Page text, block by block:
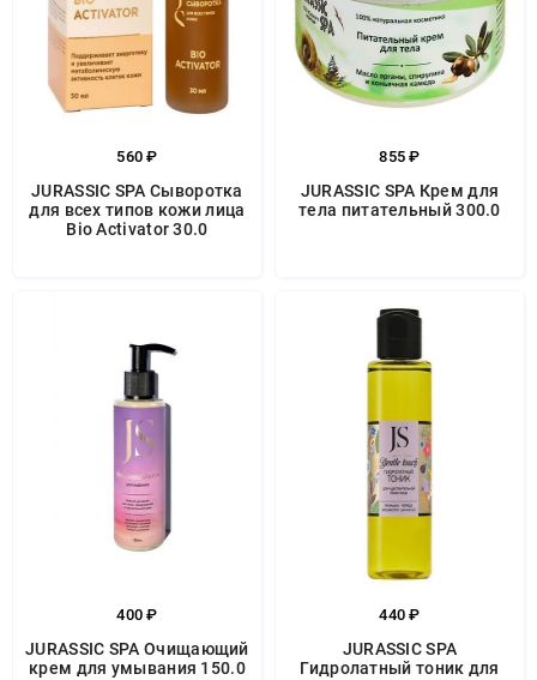
560 ₽
JURASSIC SPA Сыворотка
для всех типов кожи лица
Bio Activator 30.0
855 ₽
JURASSIC SPA Крем для
тела питательный 300.0
400 ₽
JURASSIC SPA Очищающий
крем для умывания 150.0
440 ₽
JURASSIC SPA
Гидролатный тоник для